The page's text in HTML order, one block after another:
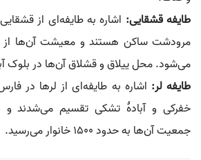
طایفه قشقایی: اشاره به طایفه‌ای از
مرودشت ساکن هستند و معیشت آن‌ها از
می‌شود. محل ییلاق و قشلاق آن‌ها در
طایفه لر: اشاره به طایفه‌ای از لرها در
خفرکی و آبادۀ تشکی تقسیم می‌شدند و
جمعیت آن‌ها به حدود ۱۵۰۰ خانوار می‌رسید.